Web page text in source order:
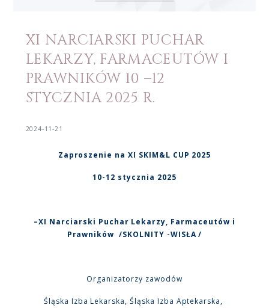
XI NARCIARSKI PUCHAR
LEKARZY, FARMACEUTÓW I
PRAWNIKÓW 10 –12
STYCZNIA 2025 R.
2024-11-21
Zaproszenie na XI SKIM&L CUP 2025
10-12 stycznia 2025
–XI Narciarski Puchar Lekarzy, Farmaceutów i
Prawników /SKOLNITY -WISŁA /
Organizatorzy zawodów
Śląska Izba Lekarska, Śląska Izba Aptekarska,